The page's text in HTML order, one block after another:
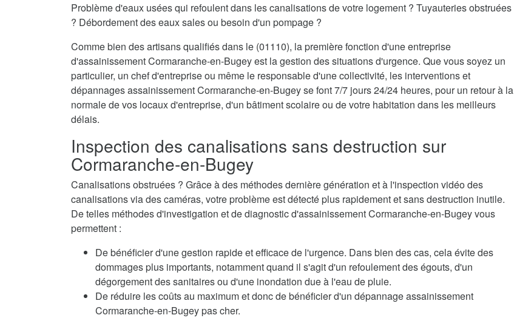
Problème d'eaux usées qui refoulent dans les canalisations de votre logement ? Tuyauteries obstruées
? Débordement des eaux sales ou besoin d'un pompage ?
Comme bien des artisans qualifiés dans le (01110), la première fonction d'une entreprise
d'assainissement Cormaranche-en-Bugey est la gestion des situations d'urgence. Que vous soyez un
particulier, un chef d'entreprise ou même le responsable d'une collectivité, les interventions et
dépannages assainissement Cormaranche-en-Bugey se font 7/7 jours 24/24 heures, pour un retour à la
normale de vos locaux d'entreprise, d'un bâtiment scolaire ou de votre habitation dans les meilleurs
délais.
Inspection des canalisations sans destruction sur
Cormaranche-en-Bugey
Canalisations obstruées ? Grâce à des méthodes dernière génération et à l'inspection vidéo des
canalisations via des caméras, votre problème est détecté plus rapidement et sans destruction inutile.
De telles méthodes d'investigation et de diagnostic d'assainissement Cormaranche-en-Bugey vous
permettent :
De bénéficier d'une gestion rapide et efficace de l'urgence. Dans bien des cas, cela évite des
dommages plus importants, notamment quand il s'agit d'un refoulement des égouts, d'un
dégorgement des sanitaires ou d'une inondation due à l'eau de pluie.
De réduire les coûts au maximum et donc de bénéficier d'un dépannage assainissement
Cormaranche-en-Bugey pas cher.